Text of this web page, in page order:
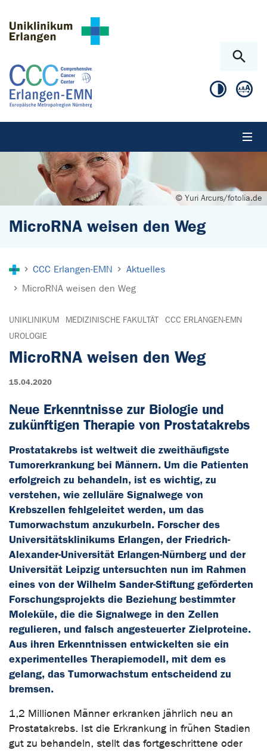
© Yuri Arcurs/fotolia.de
MicroRNA weisen den Weg
CCC Erlangen-EMN
Aktuelles
MicroRNA weisen den Weg
UNIKLINIKUM MEDIZINISCHE FAKULTÄT
CCC ERLANGEN-EMN
UROLOGIE
MicroRNA weisen den Weg
15.04.2020
Neue Erkenntnisse zur Biologie und
zukünftigen Therapie von Prostatakrebs
Prostatakrebs ist weltweit die zweithäufigste
Tumorerkrankung bei Männern. Um die Patienten
erfolgreich zu behandeln, ist es wichtig, zu
verstehen, wie zelluläre Signalwege von
Krebszellen fehlgeleitet werden, um das
Tumorwachstum anzukurbeln. Forscher des
Universitätsklinikums Erlangen, der Friedrich-
Alexander-Universität Erlangen-Nürnberg und der
Universität Leipzig untersuchten nun im Rahmen
eines von der Wilhelm Sander-Stiftung geförderten
Forschungsprojekts die Beziehung bestimmter
Moleküle, die die Signalwege in den Zellen
regulieren, und falsch angesteuerter Zielproteine.
Aus ihren Erkenntnissen entwickelten sie ein
experimentelles Therapiemodell, mit dem es
gelang, das Tumorwachstum entscheidend zu
bremsen.
1,2 Millionen Männer erkranken jährlich neu an
Prostatakrebs. Ist die Erkrankung in frühen Stadien
gut zu behandeln, stellt das fortgeschrittene oder